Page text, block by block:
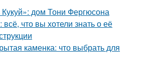
дом Тони Фергюсона
что вы хотели знать о её
каменка: что выбрать для